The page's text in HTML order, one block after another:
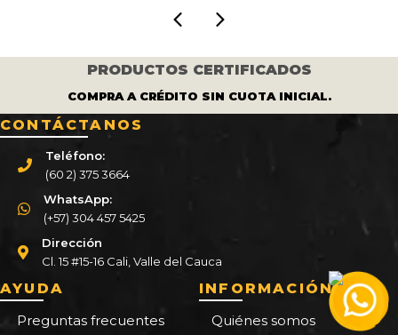
PRODUCTOS CERTIFICADOS
COMPRA A CRÉDITO SIN CUOTA INICIAL.
CONTÁCTANOS
Teléfono:
(60 2) 375 3664
WhatsApp:
(+57) 304 457 5425
Dirección
Cl. 15 #15-16 Cali, Valle del Cauca
AYUDA
Preguntas frecuentes
INFORMACIÓN
Quiénes somos